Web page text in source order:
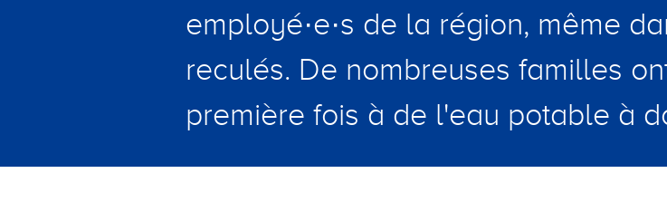
employé·e·s de la région, même
reculés. De nombreuses familles
première fois à de l'eau potable à